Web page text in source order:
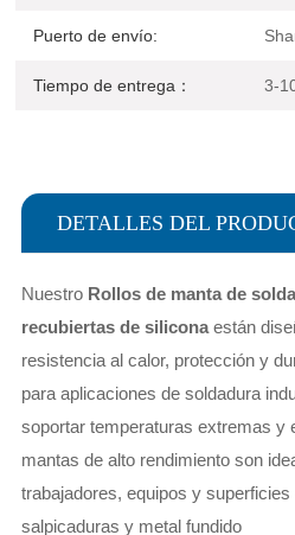
Puerto de envío:
Tiempo de entrega： 3-
DETALLES DEL
Nuestro Rollos de manta de
recubiertas de siliconaestán
resistencia al calor, protección y
para aplicaciones de soldadura
soportar temperaturas extremas y
mantas de alto rendimiento son
trabajadores, equipos y
salpicaduras y metal fundido